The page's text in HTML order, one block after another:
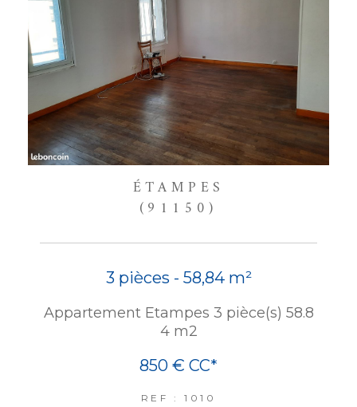
ÉTAMPES
(91150)
3 pièces - 58,84 m²
Appartement Etampes 3 pièce(s) 58.8
4 m2
850 € CC*
REF : 1010